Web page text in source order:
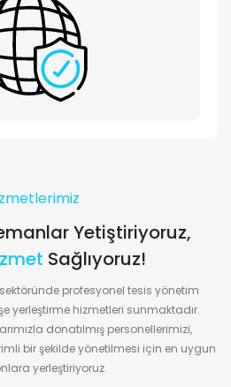
Yetiştiriyoruz,
Sağlıyoruz!
profesyonel tesis yönetim
yerleştirme hizmetleri sunmaktadır.
donatılmış personellerimizi,
bir şekilde yönetilmesi için en uygun
yerleştiriyoruz.